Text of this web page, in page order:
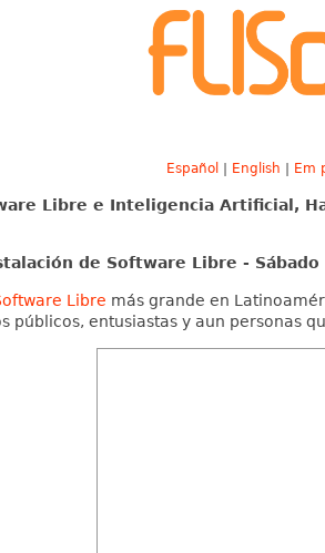
Español | English | Em
Libre e Inteligencia Artificial,
de Software Libre -
Libre más grande en
públicos, entusiastas y aun personas